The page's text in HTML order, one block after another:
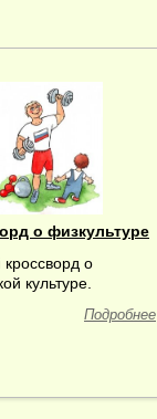
о физкультуре
кроссворд о
культуре.
Подробнее